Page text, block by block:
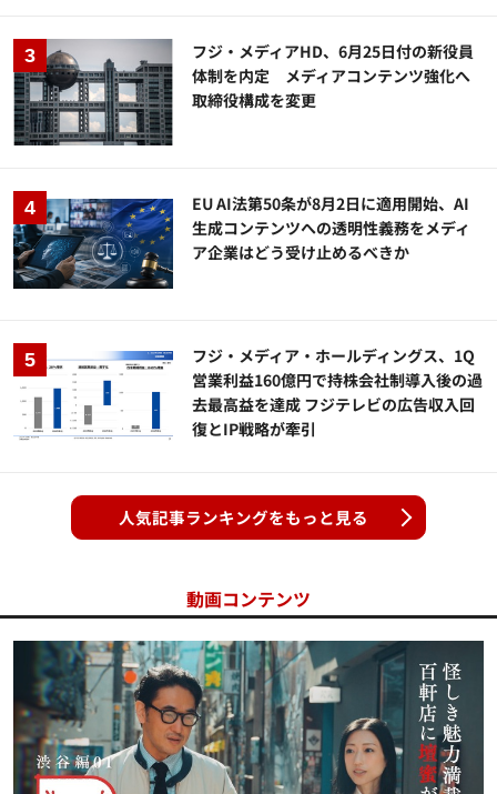
フジ・メディアHD、6月25日付の新役員
体制を内定 メディアコンテンツ強化へ
取締役構成を変更
EU AI法第50条が8月2日に適用開始、AI
生成コンテンツへの透明性義務をメディ
ア企業はどう受け止めるべきか
フジ・メディア・ホールディングス、1Q
営業利益160億円で持株会社制導入後の過
去最高益を達成 フジテレビの広告収入回
復とIP戦略が牽引
人気記事ランキングをもっと見る
動画コンテンツ